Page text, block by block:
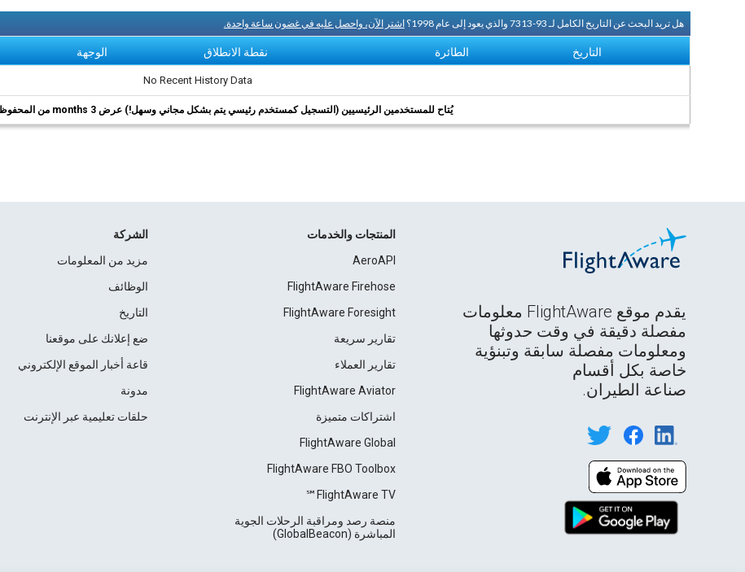
هل تريد البحث عن التاريخ الكامل لـ 93-7313 والذي يعود إلى عام 1998؟ اشتر الآن، واحصل عليه في غضون ساعة واحدة.
التاريخ الطائرة نقطة الانطلاق الوجهة
No Recent History Data
يُتاح للمستخدمين الرئيسيين (التسجيل كمستخدم رئيسي يتم بشكل مجاني وسهل!) عرض 3 months من المحفوظات.
يقدم موقع FlightAware معلومات
مفصلة دقيقة في وقت حدوثها
ومعلومات مفصلة سابقة وتبنؤية
خاصة بكل أقسام
صناعة الطيران.
المنتجات والخدمات
AeroAPI
FlightAware Firehose
FlightAware Foresight
تقارير سريعة
تقارير العملاء
FlightAware Aviator
اشتراكات متميزة
FlightAware Global
FlightAware FBO Toolbox
FlightAware TV℠
منصة رصد ومراقبة الرحلات الجوية
المباشرة (GlobalBeacon)
الشركة
مزيد من المعلومات
الوظائف
التاريخ
ضع إعلانك على موقعنا
قاعة أخبار الموقع الإلكتروني
مدونة
حلقات تعليمية عبر الإنترنت